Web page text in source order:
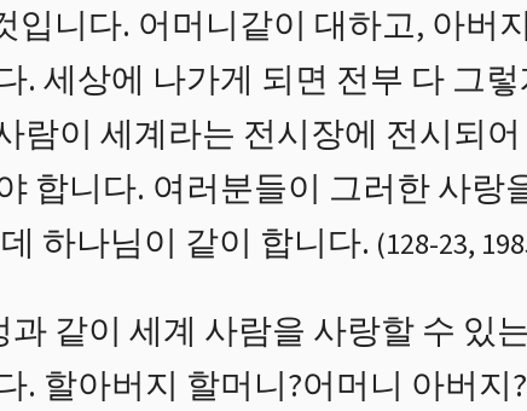
입니다. 어머니같이 대하고, 아버
. 세상에 나가게 되면 전부 다 그
람이 세계라는 전시장에 전시되
합니다. 여러분들이 그러한 사랑
하나님이 같이 합니다. (128-23,
같이 세계 사람을 사랑할 수 있
. 할아버지 할머니?어머니 아버지